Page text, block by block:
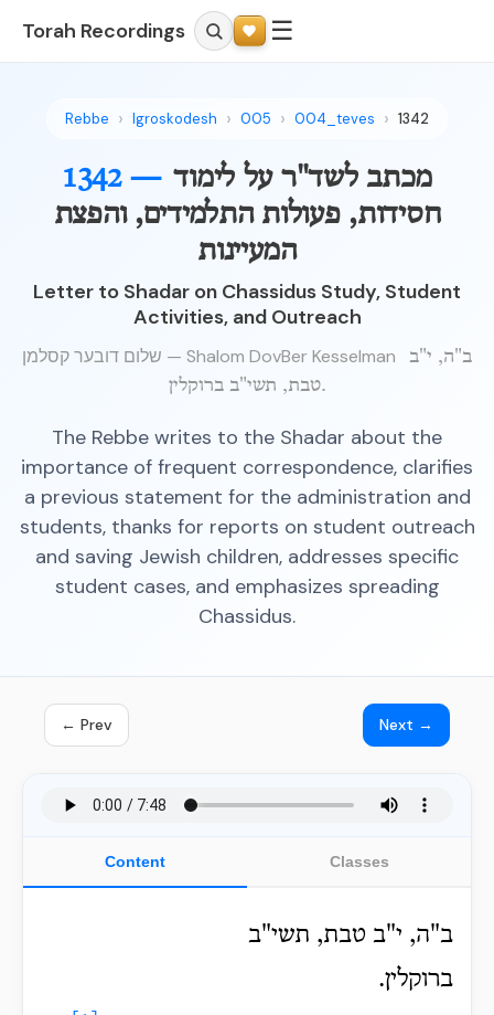
Torah Recordings ☰
Rebbe Igroskodesh 005 004_teves 1342
1342 — מכתב לשד"ר על לימוד
חסידות, פעולות התלמידים, והפצת
המעיינות
Letter to Shadar on Chassidus Study, Student
Activities, and Outreach
שלום דובער קסלמן — Shalom DovBer Kesselman
ב"ה, י"ב
טבת, תשי"ב ברוקלין.
The Rebbe writes to the Shadar about the
importance of frequent correspondence, clarifies
a previous statement for the administration and
students, thanks for reports on student outreach
and saving Jewish children, addresses specific
student cases, and emphasizes spreading
Chassidus.
← Prev Next →
Content Classes
ב"ה, י"ב טבת, תשי"ב
ברוקלין.